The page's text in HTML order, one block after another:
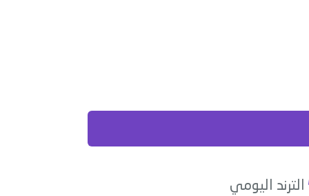
الترند اليومي